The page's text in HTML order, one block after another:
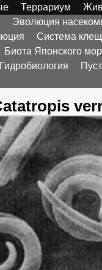
Террариум
Эволюция
Система
Биота Японского
Гидробиология